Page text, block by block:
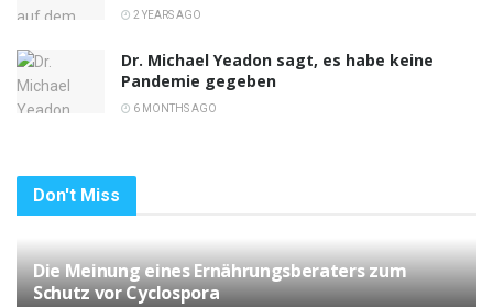
2 YEARS AGO
Dr. Michael Yeadon sagt, es habe keine
Pandemie gegeben
6 MONTHS AGO
Don't Miss
Die Meinung eines Ernährungsberaters zum
Schutz vor Cyclospora